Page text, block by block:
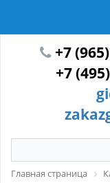
+7
+7
Главная страница